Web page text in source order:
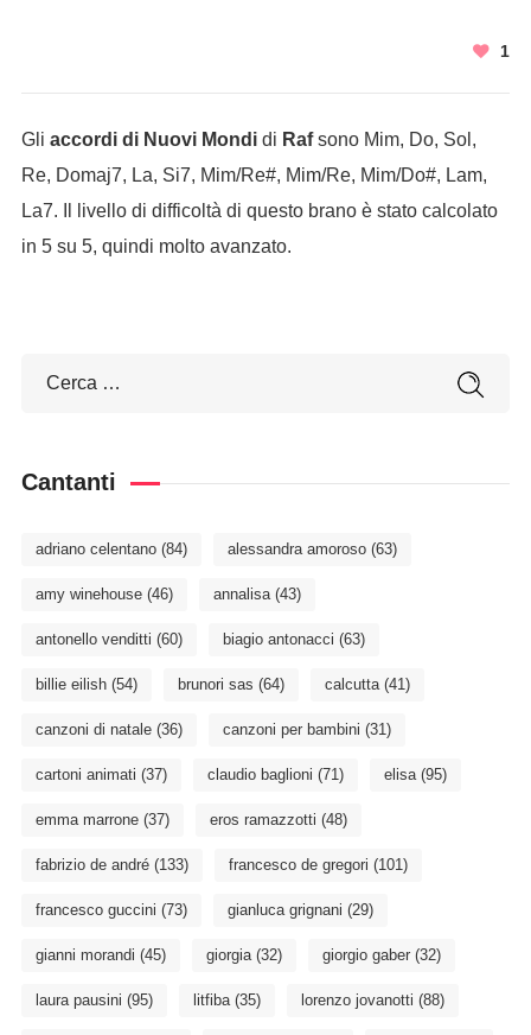
1
Gli accordi di Nuovi Mondidi Rafsono Mim, Do, Sol,
Re, Domaj7, La, Si7, Mim/Re#, Mim/Re, Mim/Do#, Lam,
La7. Il livello di difficoltà di questo brano è stato calcolato
in 5 su 5, quindi molto avanzato.
Cantanti
adriano celentano(84) alessandra amoroso(63)
amy winehouse(46) annalisa(43)
antonello venditti (60) biagio antonacci (63)
billie eilish(54) brunori sas (64) calcutta(41)
canzoni di natale(36) canzoni per bambini (31)
cartoni animati (37) claudio baglioni (71) elisa(95)
emma marrone(37) eros ramazzotti (48)
fabrizio de andré(133) francesco de gregori (101)
francesco guccini (73) gianluca grignani (29)
gianni morandi (45) giorgia(32) giorgio gaber(32)
laura pausini (95) litfiba(35) lorenzo jovanotti (88)